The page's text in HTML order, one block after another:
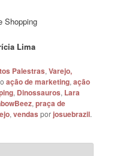
Shopping
Lima
Palestras,Varejo,
ação de marketing,ação
, Dinossauros, Lara
,praça de
,vendas porjosuebrazil.